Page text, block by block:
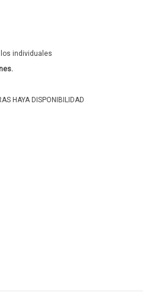
individuales
HAYA DISPONIBILIDAD